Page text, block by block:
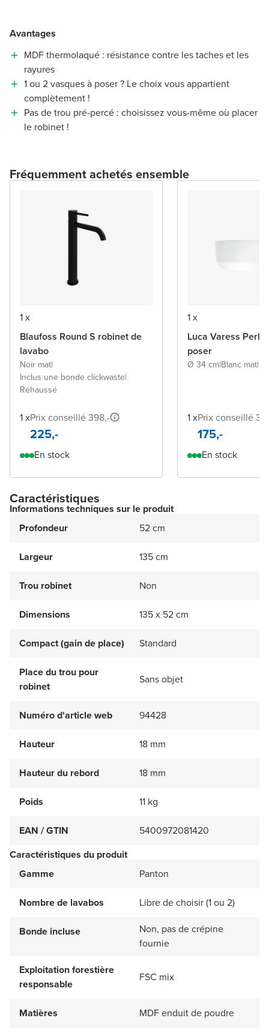
Avantages
MDF thermolaqué : résistance contre les taches et les
rayures
1 ou 2 vasques à poser ? Le choix vous appartient
complètement !
Pas de trou pré-percé : choisissez vous-même où placer
le robinet !
Fréquemment achetés ensemble
1 x
Blaufoss Round S robinet de
lavabo
Noir mat|
Inclus une bonde clickwaste|
Réhaussé
1 xPrix conseillé 398,-
225,-
En stock
1 x
Luca Varess Perla
poser
Ø 34 cm|Blanc mat|
1 xPrix conseillé
175,-
En stock
Caractéristiques
Informations techniques sur le produit
Profondeur
52 cm
Largeur 135 cm
Trou robinet Non
Dimensions 135 x 52 cm
Compact (gain de place) Standard
Place du trou pour
robinet
Sans objet
Numéro d'article web 94428
Hauteur 18 mm
Hauteur du rebord 18 mm
Poids 11 kg
EAN / GTIN
5400972081420
Caractéristiques du produit
Gamme
Panton
Nombre de lavabos Libre de choisir (1 ou 2)
Bonde incluse
Non, pas de crépine
fournie
Exploitation forestière
responsable
FSC mix
Matières MDF enduit de poudre